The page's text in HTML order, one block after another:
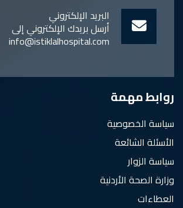
البريد الإلكتروني
أرسل بريدك الإلكتروني إلى
info@istiklalhospital.com
روابط مهمة
سياسة الخصوصية
الأسئلة الشائعة
سياسة الزوار
وزارة الصحة الأردنية
العطاءات